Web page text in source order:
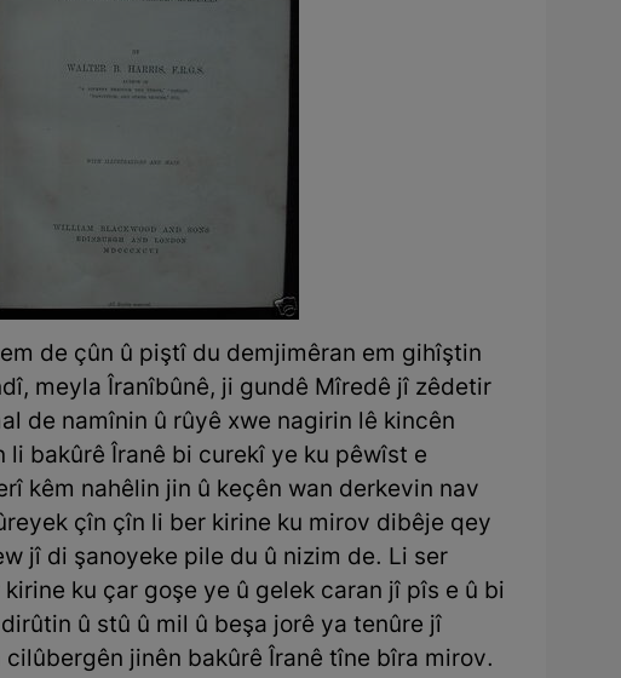
de çûn û piştî du demjimêran em gihîştin
meyla Îranîbûnê, ji gundê Mîredê jî zêdetir
de namînin û rûyê xwe nagirin lê kincên
bakûrê Îranê bi curekî ye ku pêwîst e
kêm nahêlin jin û keçên wan derkevin nav
çîn çîn li ber kirine ku mirov dibêje qey
jî di şanoyeke pile du û nizim de. Li ser
ku çar goşe ye û gelek caran jî pîs e û bi
û stû û mil û beşa jorê ya tenûre jî
jinên bakûrê Îranê tîne bîra mirov.